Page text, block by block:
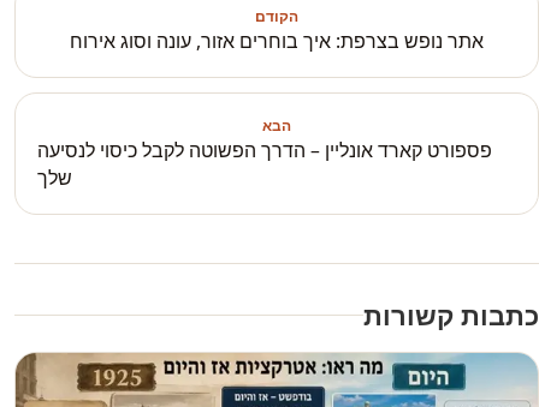
הקודם
אתר נופש בצרפת: איך בוחרים אזור, עונה וסוג אירוח
הבא
פספורט קארד אונליין – הדרך הפשוטה לקבל כיסוי לנסיעה
שלך
כתבות קשורות